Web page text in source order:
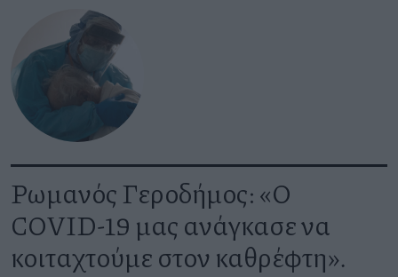
Ρωμανός Γεροδήμος: «Ο
COVID-19 μας ανάγκασε να
κοιταχτούμε στον καθρέφτη».